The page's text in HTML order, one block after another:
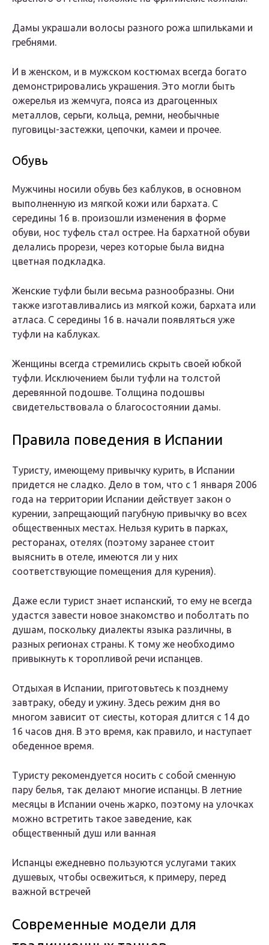
Дамы украшали волосы разного рожа шпильками и
гребнями.
И в женском, и в мужском костюмах всегда богато
демонстрировались украшения. Это могли быть
ожерелья из жемчуга, пояса из драгоценных
металлов, серьги, кольца, ремни, необычные
пуговицы-застежки, цепочки, камеи и прочее.
Обувь
Мужчины носили обувь без каблуков, в основном
выполненную из мягкой кожи или бархата. С
середины 16 в. произошли изменения в форме
обуви, нос туфель стал острее. На бархатной обуви
делались прорези, через которые была видна
цветная подкладка.
Женские туфли были весьма разнообразны. Они
также изготавливались из мягкой кожи, бархата или
атласа. С середины 16 в. начали появляться уже
туфли на каблуках.
Женщины всегда стремились скрыть своей юбкой
туфли. Исключением были туфли на толстой
деревянной подошве. Толщина подошвы
свидетельствовала о благосостоянии дамы.
Правила поведения в Испании
Туристу, имеющему привычку курить, в Испании
придется не сладко. Дело в том, что с 1 января 2006
года на территории Испании действует закон о
курении, запрещающий пагубную привычку во всех
общественных местах. Нельзя курить в парках,
ресторанах, отелях (поэтому заранее стоит
выяснить в отеле, имеются ли у них
соответствующие помещения для курения).
Даже если турист знает испанский, то ему не всегда
удастся завести новое знакомство и поболтать по
душам, поскольку диалекты языка различны, в
разных регионах страны. К тому же необходимо
привыкнуть к торопливой речи испанцев.
Отдыхая в Испании, приготовьтесь к позднему
завтраку, обеду и ужину. Здесь режим дня во
многом зависит от сиесты, которая длится с 14 до
16 часов дня. В это время, как правило, и наступает
обеденное время.
Туристу рекомендуется носить с собой сменную
пару белья, так делают многие испанцы. В летние
месяцы в Испании очень жарко, поэтому на улочках
можно встретить такое заведение, как
общественный душ или ванная
Испанцы ежедневно пользуются услугами таких
душевых, чтобы освежиться, к примеру, перед
важной встречей
Современные модели для